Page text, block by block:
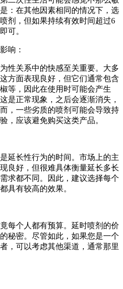
：在其他因素相同的情况下，选
剂，但如果持续有效时间超过6
可。
响：
性关系中的快感至关重要。大多
方面表现良好，但它们通常包含
等，因此在使用时可能会产生
是正常现象，之后会逐渐消失，
，一些劣质的喷剂可能会导致持
，应该避免购买这类产品。
延长性行为的时间。市场上的主
良好，但很难具体衡量延长多长
求都不同。因此，建议选择每个
具有较高的效果。
每个人都有预算。延时喷剂的价
秘密。尽管如此，如果您是一个
，可以考虑其他渠道，通常那里